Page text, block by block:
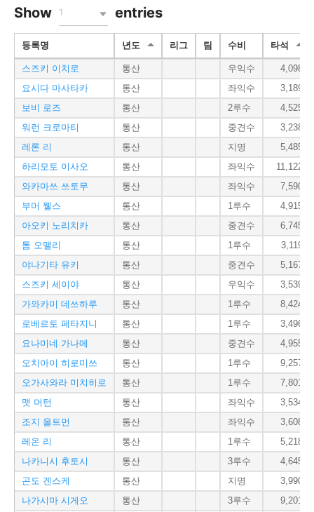
Show
1 entries
등록명 년도 리그 팀 수비 타석
스즈키 이치로 통산 우익수
4,098
요시다 마사타카
통산 좌익수
3,189
보비 로즈
통산 2루수
4,525
워런 크로마티
통산 중견수
3,238
레론 리
통산 지명
5,485
하리모토 이사오
통산 좌익수
11,122
와카마쓰 쓰토무
통산 좌익수
7,590
부머 웰스
통산 1루수
4,915
아오키 노리치카
통산 중견수
6,745
톰 오맬리
통산 1루수
3,119
야나기타 유키
통산 중견수
5,167
스즈키 세이야
통산 우익수
3,539
가와카미 데쓰하루
통산 1루수
8,424
로베르토 페타지니
통산 1루수
3,496
요나미네 가나메
통산 중견수
4,955
오치아이 히로미쓰
통산 1루수
9,257
오가사와라 미치히로
통산 1루수
7,801
맷 머턴
통산 좌익수
3,534
조지 올트먼
통산 좌익수
3,608
레온 리
통산 1루수
5,218
나카니시 후토시
통산 3루수
4,645
곤도 겐스케
통산 지명
3,990
나가시마 시게오
통산 3루수
9,201